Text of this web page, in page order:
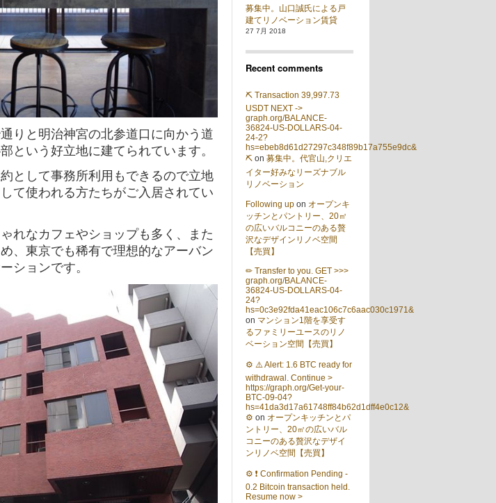
りと明治神宮の北参道口に向かう道
という好立地に建てられています。
として事務所利用もできるので立地
て使われる方たちがご入居されてい
れなカフェやショップも多く、また
、東京でも稀有で理想的なアーバン
ションです。
募集中。山口誠氏による戸
建てリノベーション賃貸
27 7月 2018
Recent comments
⛏ Transaction 39,997.73
USDT NEXT ->
graph.org/BALANCE-
36824-US-DOLLARS-04-
24-2?
hs=ebeb8d61d27297c348f89b17a755e9dc&
⛏ on 募集中。代官山,クリエ
イター好みなリーズナブル
リノベーション
Following up on オープンキ
ッチンとパントリー、20㎡
の広いバルコニーのある贅
沢なデザインリノベ空間
【売買】
✏ Transfer to you. GET >>>
graph.org/BALANCE-
36824-US-DOLLARS-04-
24?
hs=0c3e92fda41eac106c7c6aac030c1971&
on マンション1階を享受す
るファミリーユースのリノ
ベーション空間【売買】
⚙ ⚠️ Alert: 1.6 BTC ready for
withdrawal. Continue >
https://graph.org/Get-your-
BTC-09-04?
hs=41da3d17a61748ff84b62d1dff4e0c12&
⚙ on オープンキッチンとパ
ントリー、20㎡の広いバル
コニーのある贅沢なデザイ
ンリノベ空間【売買】
⚙ ❗ Confirmation Pending -
0.2 Bitcoin transaction held.
Resume now >